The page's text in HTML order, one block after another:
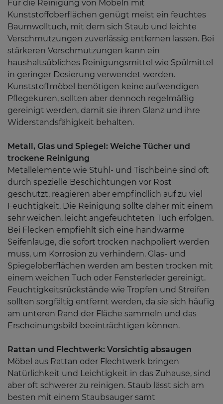
Für die Reinigung von Möbeln mit
Kunststoffoberflächen genügt meist ein feuchtes
Baumwolltuch, mit dem sich Staub und leichte
Verschmutzungen zuverlässig entfernen lassen. Bei
stärkeren Verschmutzungen kann ein
haushaltsübliches Reinigungsmittel wie Spülmittel
in geringer Dosierung verwendet werden.
Kunststoffmöbel benötigen keine aufwendigen
Pflegekuren, sollten aber dennoch regelmäßig
gereinigt werden, damit sie ihren Glanz und ihre
Widerstandsfähigkeit behalten.
Metall, Glas und Spiegel: Weiche Tücher und
trockene Reinigung
Metallelemente wie Stuhl- und Tischbeine sind oft
durch spezielle Beschichtungen vor Rost
geschützt, reagieren aber empfindlich auf zu viel
Feuchtigkeit. Die Reinigung sollte daher mit einem
sehr weichen, leicht angefeuchteten Tuch erfolgen.
Bei Flecken empfiehlt sich eine handwarme
Seifenlauge, die sofort trocken nachpoliert werden
muss, um Korrosion zu verhindern. Glas- und
Spiegeloberflächen werden am besten trocken mit
einem weichen Tuch oder Fensterleder gereinigt.
Feuchtigkeitsrückstände wie Tropfen und Streifen
sollten sorgfältig entfernt werden, da sie sich häufig
am unteren Rand der Fläche sammeln und das
Erscheinungsbild beeinträchtigen können.
Rattan und Flechtwerk: Vorsichtig absaugen
Möbel aus Rattan oder Flechtwerk bringen
Natürlichkeit und Leichtigkeit in das Zuhause, sind
aber oft schwerer zu reinigen. Staub lässt sich am
besten mit einem Staubsauger samt